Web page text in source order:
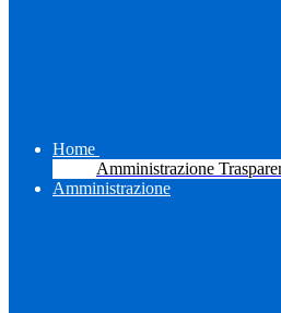
Home
Amministrazione
Amministrazione